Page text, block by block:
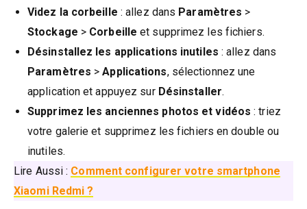
Videz la corbeille : allez dans Paramètres >
Stockage > Corbeille et supprimez les fichiers.
Désinstallez les applications inutiles : allez dans
Paramètres >Applications, sélectionnez une
application et appuyez sur Désinstaller.
Supprimez les anciennes photos et vidéos : triez
votre galerie et supprimez les fichiers en double ou
inutiles.
Lire Aussi : Comment configurer votre smartphone
Xiaomi Redmi ?